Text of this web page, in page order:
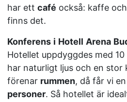
har ett café också: kaffe
finns det.
Konferens i Hotell Arena
Hotellet uppdyggdes med 10
har naturligt ljus och en stor
förenar rummen, då får vi
personer. Så hotellet är